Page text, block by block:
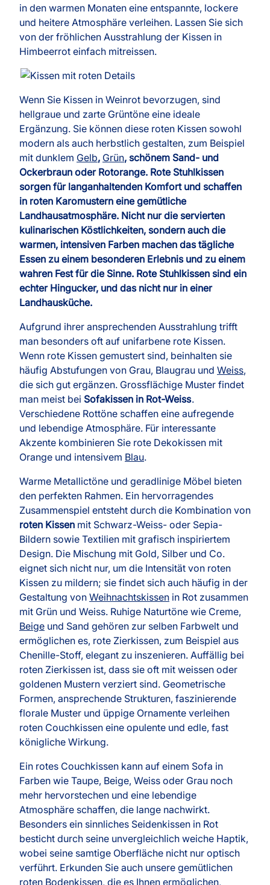
in den warmen Monaten eine entspannte, lockere
und heitere Atmosphäre verleihen. Lassen Sie sich
von der fröhlichen Ausstrahlung der Kissen in
Himbeerrot einfach mitreissen.
Wenn Sie Kissen in Weinrot bevorzugen, sind
hellgraue und zarte Grüntöne eine ideale
Ergänzung. Sie können diese roten Kissen sowohl
modern als auch herbstlich gestalten, zum Beispiel
mit dunklem Gelb, Grün, schönem Sand- und
Ockerbraun oder Rotorange. Rote Stuhlkissen
sorgen für langanhaltenden Komfort und schaffen
in roten Karomustern eine gemütliche
Landhausatmosphäre. Nicht nur die servierten
kulinarischen Köstlichkeiten, sondern auch die
warmen, intensiven Farben machen das tägliche
Essen zu einem besonderen Erlebnis und zu einem
wahren Fest für die Sinne. Rote Stuhlkissen sind ein
echter Hingucker, und das nicht nur in einer
Landhausküche.
Aufgrund ihrer ansprechenden Ausstrahlung trifft
man besonders oft auf unifarbene rote Kissen.
Wenn rote Kissen gemustert sind, beinhalten sie
häufig Abstufungen von Grau, Blaugrau und Weiss,
die sich gut ergänzen. Grossflächige Muster findet
man meist bei Sofakissen in Rot-Weiss.
Verschiedene Rottöne schaffen eine aufregende
und lebendige Atmosphäre. Für interessante
Akzente kombinieren Sie rote Dekokissen mit
Orange und intensivem Blau.
Warme Metallictöne und geradlinige Möbel bieten
den perfekten Rahmen. Ein hervorragendes
Zusammenspiel entsteht durch die Kombination von
roten Kissen mit Schwarz-Weiss- oder Sepia-
Bildern sowie Textilien mit grafisch inspiriertem
Design. Die Mischung mit Gold, Silber und Co.
eignet sich nicht nur, um die Intensität von roten
Kissen zu mildern; sie findet sich auch häufig in der
Gestaltung von Weihnachtskissen in Rot zusammen
mit Grün und Weiss. Ruhige Naturtöne wie Creme,
Beige und Sand gehören zur selben Farbwelt und
ermöglichen es, rote Zierkissen, zum Beispiel aus
Chenille-Stoff, elegant zu inszenieren. Auffällig bei
roten Zierkissen ist, dass sie oft mit weissen oder
goldenen Mustern verziert sind. Geometrische
Formen, ansprechende Strukturen, faszinierende
florale Muster und üppige Ornamente verleihen
roten Couchkissen eine opulente und edle, fast
königliche Wirkung.
Ein rotes Couchkissen kann auf einem Sofa in
Farben wie Taupe, Beige, Weiss oder Grau noch
mehr hervorstechen und eine lebendige
Atmosphäre schaffen, die lange nachwirkt.
Besonders ein sinnliches Seidenkissen in Rot
besticht durch seine unvergleichlich weiche Haptik,
wobei seine samtige Oberfläche nicht nur optisch
verführt. Erkunden Sie auch unsere gemütlichen
roten Bodenkissen, die es Ihnen ermöglichen,